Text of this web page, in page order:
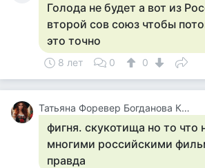
Голода не будет а вот из
второй сов союз чтобы
это точно
8 лет 0 0
Татьяна Форевер Богданова Картина Дали Пять Минут До Пробуждения Или Кормежки Кошек
фигня. скукотища но то что
многими российскими
правда